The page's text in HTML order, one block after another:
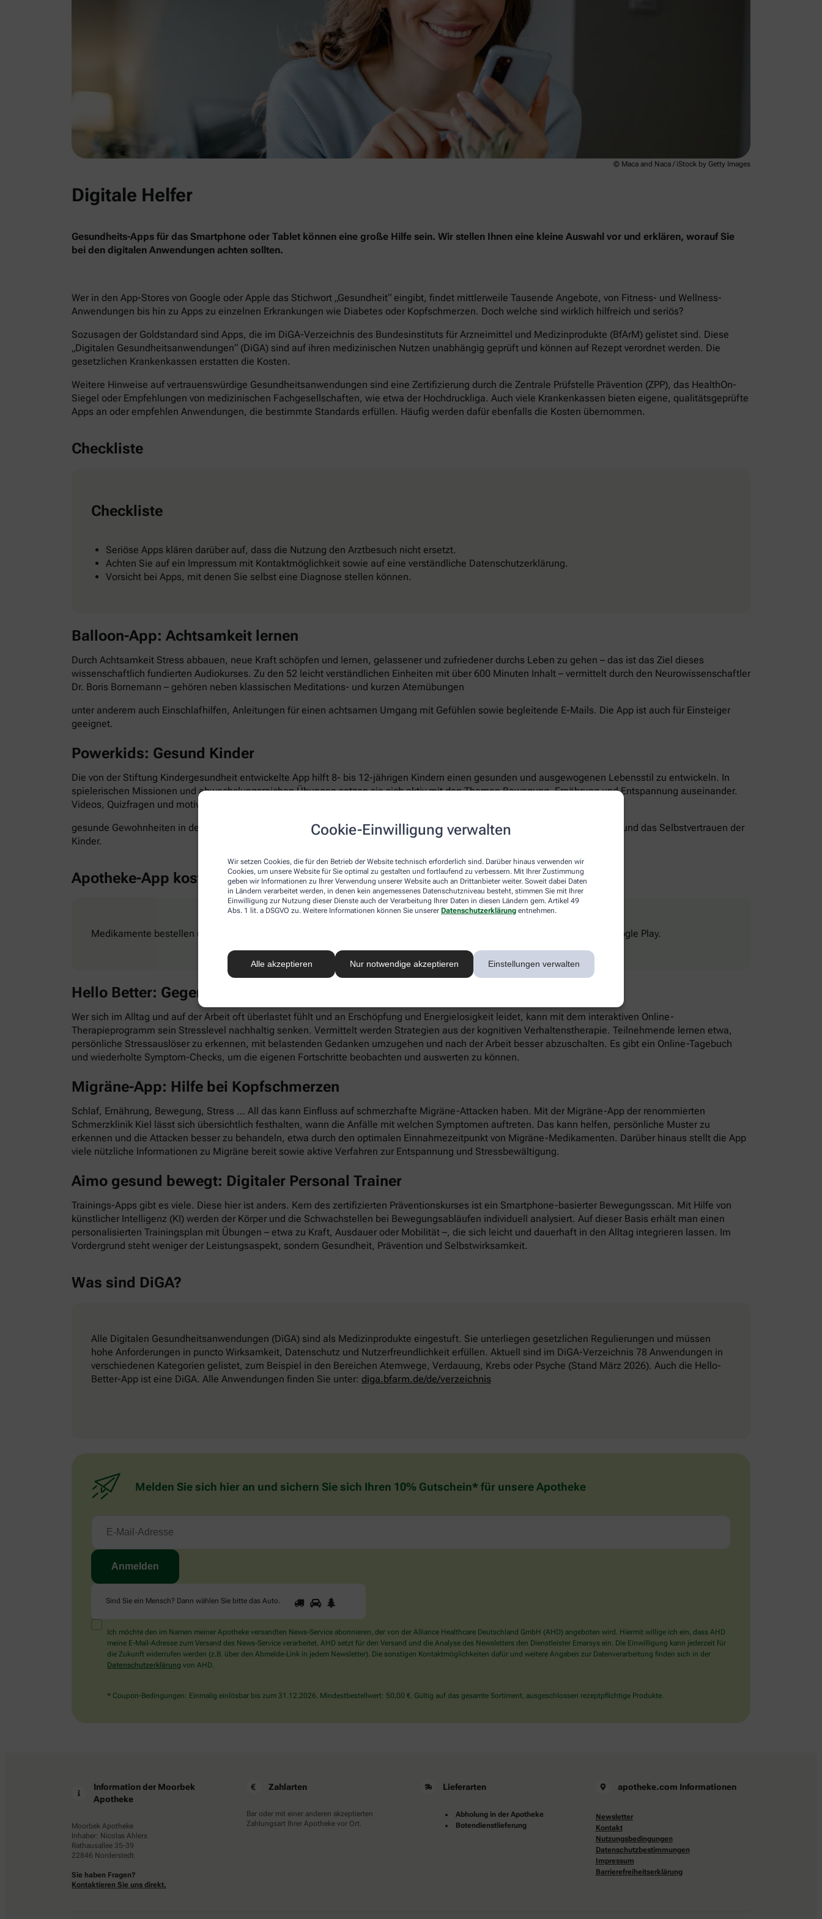
Cookie-Einwilligung verwalten
Wir setzen Cookies, die für den Betrieb der Website technisch erforderlich sind. Darüber hinaus verwenden wir
Cookies, um unsere Website für Sie optimal zu gestalten und fortlaufend zu verbessern. Mit Ihrer Zustimmung
geben wir Informationen zu Ihrer Verwendung unserer Website auch an Drittanbieter weiter. Soweit dabei Daten
in Ländern verarbeitet werden, in denen kein angemessenes Datenschutzniveau besteht, stimmen Sie mit Ihrer
Einwilligung zur Nutzung dieser Dienste auch der Verarbeitung Ihrer Daten in diesen Ländern gem. Artikel 49
Abs. 1 lit. a DSGVO zu. Weitere Informationen können Sie unserer Datenschutzerklärung entnehmen.
Alle akzeptieren Nur notwendige akzeptieren Einstellungen verwalten
© Maca and Naca / iStock by Getty Images
Digitale Helfer
Gesundheits-Apps für das Smartphone oder Tablet können eine große Hilfe sein. Wir stellen Ihnen eine kleine Auswahl vor und erklären, worauf Sie
bei den digitalen Anwendungen achten sollten.
Wer in den App-Stores von Google oder Apple das Stichwort „Gesundheit“ eingibt, findet mittlerweile Tausende Angebote, von Fitness- und Wellness-
Anwendungen bis hin zu Apps zu einzelnen Erkrankungen wie Diabetes oder Kopfschmerzen. Doch welche sind wirklich hilfreich und seriös?
Sozusagen der Goldstandard sind Apps, die im DiGA-Verzeichnis des Bundesinstituts für Arzneimittel und Medizinprodukte (BfArM) gelistet sind. Diese
„Digitalen Gesundheitsanwendungen“ (DiGA) sind auf ihren medizinischen Nutzen unabhängig geprüft und können auf Rezept verordnet werden. Die
gesetzlichen Krankenkassen erstatten die Kosten.
Weitere Hinweise auf vertrauenswürdige Gesundheitsanwendungen sind eine Zertifizierung durch die Zentrale Prüfstelle Prävention (ZPP), das HealthOn-
Siegel oder Empfehlungen von medizinischen Fachgesellschaften, wie etwa der Hochdruckliga. Auch viele Krankenkassen bieten eigene, qualitätsgeprüfte
Apps an oder empfehlen Anwendungen, die bestimmte Standards erfüllen. Häufig werden dafür ebenfalls die Kosten übernommen.
Checkliste
Checkliste
Seriöse Apps klären darüber auf, dass die Nutzung den Arztbesuch nicht ersetzt.
Achten Sie auf ein Impressum mit Kontaktmöglichkeit sowie auf eine verständliche Datenschutzerklärung.
Vorsicht bei Apps, mit denen Sie selbst eine Diagnose stellen können.
Balloon-App: Achtsamkeit lernen
Durch Achtsamkeit Stress abbauen, neue Kraft schöpfen und lernen, gelassener und zufriedener durchs Leben zu gehen – das ist das Ziel dieses
wissenschaftlich fundierten Audiokurses. Zu den 52 leicht verständlichen Einheiten mit über 600 Minuten Inhalt – vermittelt durch den Neurowissenschaftler
Dr. Boris Bornemann – gehören neben klassischen Meditations- und kurzen Atemübungen
unter anderem auch Einschlafhilfen, Anleitungen für einen achtsamen Umgang mit Gefühlen sowie begleitende E-Mails. Die App ist auch für Einsteiger
geeignet.
Powerkids: Gesund Kinder
Die von der Stiftung Kindergesundheit entwickelte App hilft 8- bis 12-jährigen Kindern einen gesunden und ausgewogenen Lebensstil zu entwickeln. In
spielerischen Missionen und abwechslungsreichen Übungen setzen sie sich aktiv mit den Themen Bewegung, Ernährung und Entspannung auseinander.
Videos, Quizfragen und motivierende Aufgaben laden dazu ein, Neues auszuprobieren und
gesunde Gewohnheiten in den Alltag zu integrieren. Gleichzeitig fördert die App die Selbstwahrnehmung, Eigenverantwortung und das Selbstvertrauen der
Kinder.
Apotheke-App kostenlos
Medikamente bestellen und Rezepte ganz einfach digital einlösen: Die apotheke.com-App gibt’s im App Store und bei Google Play.
Hello Better: Gegen Stress & Burnout
Wer sich im Alltag und auf der Arbeit oft überlastet fühlt und an Erschöpfung und Energielosigkeit leidet, kann mit dem interaktiven Online-
Therapieprogramm sein Stresslevel nachhaltig senken. Vermittelt werden Strategien aus der kognitiven Verhaltenstherapie. Teilnehmende lernen etwa,
persönliche Stressauslöser zu erkennen, mit belastenden Gedanken umzugehen und nach der Arbeit besser abzuschalten. Es gibt ein Online-Tagebuch
und wiederholte Symptom-Checks, um die eigenen Fortschritte beobachten und auswerten zu können.
Migräne-App: Hilfe bei Kopfschmerzen
Schlaf, Ernährung, Bewegung, Stress … All das kann Einfluss auf schmerzhafte Migräne-Attacken haben. Mit der Migräne-App der renommierten
Schmerzklinik Kiel lässt sich übersichtlich festhalten, wann die Anfälle mit welchen Symptomen auftreten. Das kann helfen, persönliche Muster zu
erkennen und die Attacken besser zu behandeln, etwa durch den optimalen Einnahmezeitpunkt von Migräne-Medikamenten. Darüber hinaus stellt die App
viele nützliche Informationen zu Migräne bereit sowie aktive Verfahren zur Entspannung und Stressbewältigung.
Aimo gesund bewegt: Digitaler Personal Trainer
Trainings-Apps gibt es viele. Diese hier ist anders. Kern des zertifizierten Präventionskurses ist ein Smartphone-basierter Bewegungsscan. Mit Hilfe von
künstlicher Intelligenz (KI) werden der Körper und die Schwachstellen bei Bewegungsabläufen individuell analysiert. Auf dieser Basis erhält man einen
personalisierten Trainingsplan mit Übungen – etwa zu Kraft, Ausdauer oder Mobilität –, die sich leicht und dauerhaft in den Alltag integrieren lassen. Im
Vordergrund steht weniger der Leistungsaspekt, sondern Gesundheit, Prävention und Selbstwirksamkeit.
Was sind DiGA?
Alle Digitalen Gesundheitsanwendungen (DiGA) sind als Medizinprodukte eingestuft. Sie unterliegen gesetzlichen Regulierungen und müssen
hohe Anforderungen in puncto Wirksamkeit, Datenschutz und Nutzerfreundlichkeit erfüllen. Aktuell sind im DiGA-Verzeichnis 78 Anwendungen in
verschiedenen Kategorien gelistet, zum Beispiel in den Bereichen Atemwege, Verdauung, Krebs oder Psyche (Stand März 2026). Auch die Hello-
Better-App ist eine DiGA. Alle Anwendungen finden Sie unter: diga.bfarm.de/de/verzeichnis
Melden Sie sich hier an und sichern Sie sich Ihren 10% Gutschein* für unsere Apotheke
Sind Sie ein Mensch? Dann wählen Sie bitte das Auto.
Sind
Sie
Mensch?
Dann
wählen
Auto.
1 2
Ich möchte den im Namen meiner Apotheke versandten News-Service abonnieren, der von der Alliance Healthcare Deutschland GmbH (AHD) angeboten wird. Hiermit willige ich ein, dass AHD
meine E-Mail-Adresse zum Versand des News-Service verarbeitet. AHD setzt für den Versand und die Analyse des Newsletters den Dienstleister Emarsys ein. Die Einwilligung kann jederzeit für
die Zukunft widerrufen werden (z.B. über den Abmelde-Link in jedem Newsletter). Die sonstigen Kontaktmöglichkeiten dafür und weitere Angaben zur Datenverarbeitung finden sich in der
Datenschutzerklärung von AHD.
* Coupon-Bedingungen: Einmalig einlösbar bis zum 31.12.2026. Mindestbestellwert: 50,00 €. Gültig auf das gesamte Sortiment, ausgeschlossen rezeptpflichtige Produkte.
Information der Moorbek
Apotheke
Moorbek Apotheke
Inhaber: Nicolas Ahlers
Rathausallee 35-39
22846 Norderstedt
Sie haben Fragen?
Kontaktieren Sie uns direkt.
Zahlarten
Bar oder mit einer anderen akzeptierten
Zahlungsart Ihrer Apotheke vor Ort.
Lieferarten
Abholung in der Apotheke
Botendienstlieferung
apotheke.com Informationen
Newsletter
Kontakt
Nutzungsbedingungen
Datenschutzbestimmungen
Impressum
Barrierefreiheitserklärung